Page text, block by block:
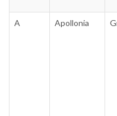
A Apollonia